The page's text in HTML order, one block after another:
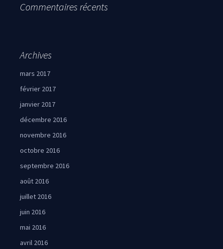
Commentaires récents
Archives
mars 2017
février 2017
janvier 2017
décembre 2016
novembre 2016
octobre 2016
septembre 2016
août 2016
juillet 2016
juin 2016
mai 2016
avril 2016